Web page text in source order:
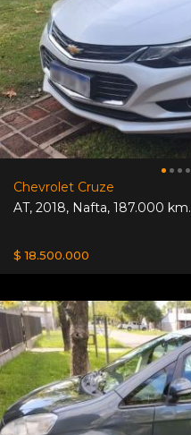
Chevrolet Cruze
AT, 2018, Nafta, 187.000 km.
$ 18.500.000